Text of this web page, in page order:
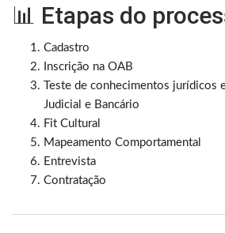
📊 Etapas do
Cadastro
Inscrição na OAB
Teste de conhecimentos jurídicos
Judicial e Bancário
Fit Cultural
Mapeamento Comportamental
Entrevista
Contratação